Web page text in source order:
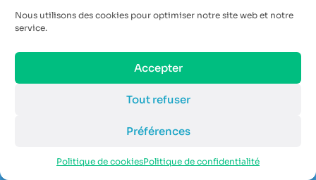
Nous utilisons des cookies pour optimiser notre site web et notre
service.
Accepter
Tout refuser
Préférences
Politique de cookiesPolitique de confidentialité
En résumé, l’inclusion et l’intégration sont « deux
conceptions distinctes qui engagent des orientations
les difficultés des élèves et les aides à leur apporter, et dans
l’autre sur l’aménagement du fonctionnement pédagogique
2007, p. 161). » Or, comme nous allons l’envisager ci-
et accompagnées. Dans leur note de synthèse, les autrices
avec les familles : « Berzin et al. (2007) soulignent, pour les